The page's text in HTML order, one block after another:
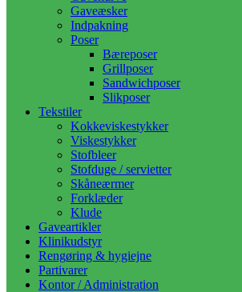
Gaveæsker
Indpakning
Poser
Bæreposer
Grillposer
Sandwichposer
Slikposer
Tekstiler
Kokkeviskestykker
Viskestykker
Stofbleer
Stofduge / servietter
Skåneærmer
Forklæder
Klude
Gaveartikler
Klinikudstyr
Rengøring & hygiejne
Partivarer
Kontor / Administration